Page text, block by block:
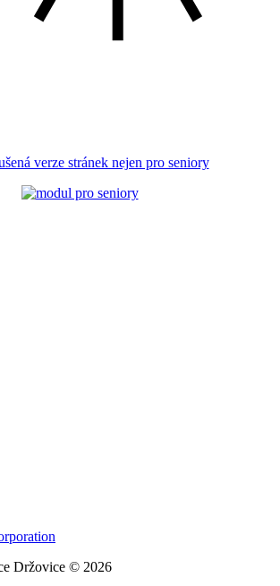
verze stránek nejen pro seniory
Držovice © 2026